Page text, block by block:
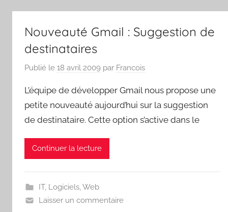
Nouveauté Gmail : Suggestion de
destinataires
Publié le 18 avril 2009 par Francois
L’équipe de développer Gmail nous propose une
petite nouveauté aujourd’hui sur la suggestion
de destinataire. Cette option s’active dans le
Continuer la lecture
IT, Logiciels,Web
Laisser un commentaire